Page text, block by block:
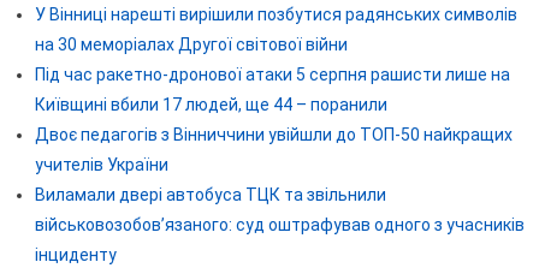
У Вінниці нарешті вирішили позбутися радянських символів
на 30 меморіалах Другої світової війни
Під час ракетно-дронової атаки 5 серпня рашисти лише на
Київщині вбили 17 людей, ще 44 – поранили
Двоє педагогів з Вінниччини увійшли до ТОП-50 найкращих
учителів України
Виламали двері автобуса ТЦК та звільнили
військовозобов’язаного: суд оштрафував одного з учасників
інциденту